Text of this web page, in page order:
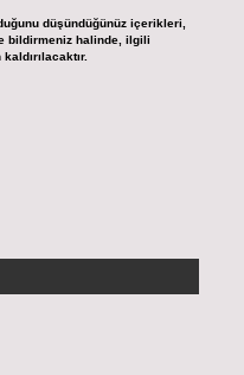
düşündüğünüz içerikleri,
bildirmeniz halinde, ilgili